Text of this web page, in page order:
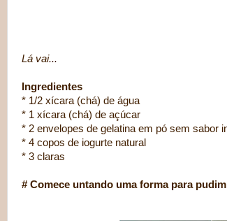
Lá vai...
Ingredientes
* 1/2 xícara (chá) de água
* 1 xícara (chá) de açúcar
* 2 envelopes de gelatina em pó sem sabor
* 4 copos de iogurte natural
* 3 claras
# Comece untando uma forma para